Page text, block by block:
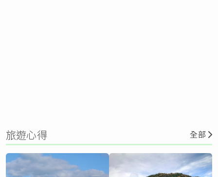
旅遊心得 全部